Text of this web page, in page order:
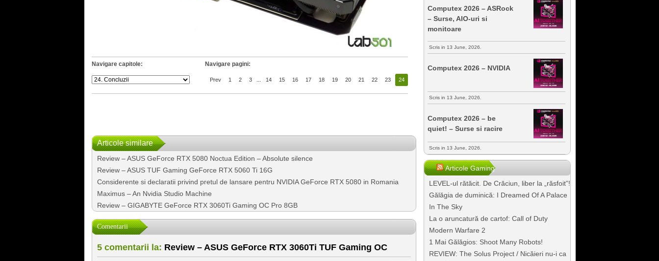
Navigare capitole: Navigare pagini:
Prev 1 2 3 14 15 16 17 18 19 20 21 22 23 24
Articole similare
Review – ASUS GeForce RTX 5080 Noctua Edition – Absolute silence
Review – ASUS TUF Gaming GeForce RTX 5060 Ti 16G
Considerente si declaratii privind pretul de lansare pentru NVIDIA GeForce RTX 5080 in Romania
Maximus – An Nvidia Studio Machine
Review – GIGABYTE GeForce RTX 3060Ti Gaming OC Pro 8GB
Comentarii
5 comentarii la: Review – ASUS GeForce RTX 3060Ti TUF Gaming OC
Computex 2026 – ASRock
– Surse, AIO-uri si
monitoare
Scris in 13 June, 2026.
Computex 2026 – NVIDIA
Scris in 13 June, 2026.
Computex 2026 – be
quiet! – Surse si racire
Scris in 13 June, 2026.
Articole Gaming
LEVEL-ul rătăcit. De Crăciun, liber la „răsfoit”!
Gălăgia de duminică: I Dreamed Of A Palace
In The Sky
La o aruncatură de cartof: Call of Duty
Modern Warfare 2
1 Mai Gălăgios: Shoot Many Robots!
REVIEW: The Solus Project / Nicăieri nu-i ca